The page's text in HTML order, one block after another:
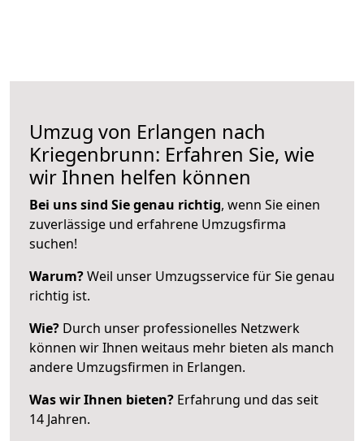
Umzug von Erlangen nach
Kriegenbrunn: Erfahren Sie, wie
wir Ihnen helfen können
Bei uns sind Sie genau richtig, wenn Sie einen
zuverlässige und erfahrene Umzugsfirma
suchen!
Warum?Weil unser Umzugsservice für Sie genau
richtig ist.
Wie? Durch unser professionelles Netzwerk
können wir Ihnen weitaus mehr bieten als manch
andere Umzugsfirmen in Erlangen.
Was wir Ihnen bieten? Erfahrung und das seit
14 Jahren.